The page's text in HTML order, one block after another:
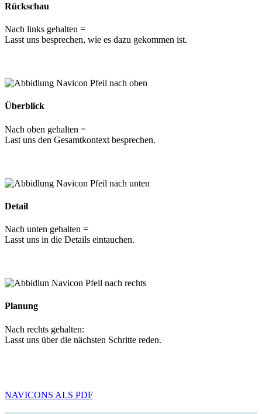
Rückschau
Nach links gehalten =
Lasst uns besprechen, wie es dazu gekommen ist.
Überblick
Nach oben gehalten =
Last uns den Gesamtkontext besprechen.
Detail
Nach unten gehalten =
Lasst uns in die Details eintauchen.
Planung
Nach rechts gehalten:
Lasst uns über die nächsten Schritte reden.
NAVICONS ALS PDF